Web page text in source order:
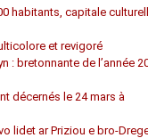
habitants, capitale
et revigoré
: bretonnante de l’année
décernés le 24 mars à
lidet ar Priziou e bro-